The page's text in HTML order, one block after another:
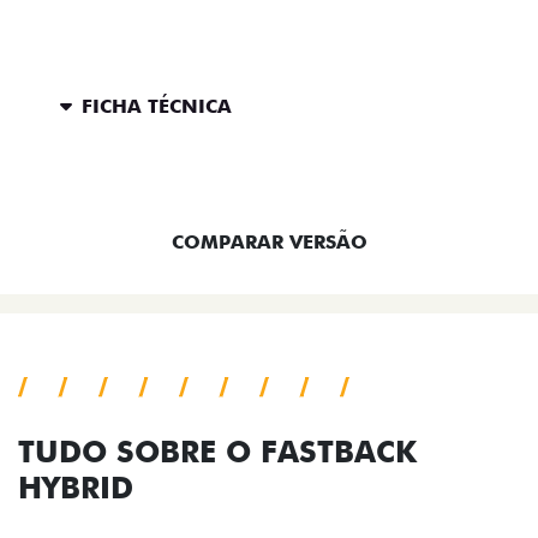
FICHA TÉCNICA
COMPARAR VERSÃO
TUDO SOBRE O FASTBACK
HYBRID